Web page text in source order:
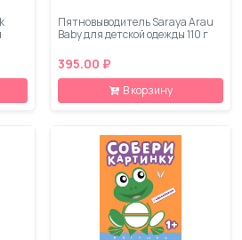
Пятновыводитель Saraya Arau
Baby для детской одежды 110 г
395.00 ₽
В корзину